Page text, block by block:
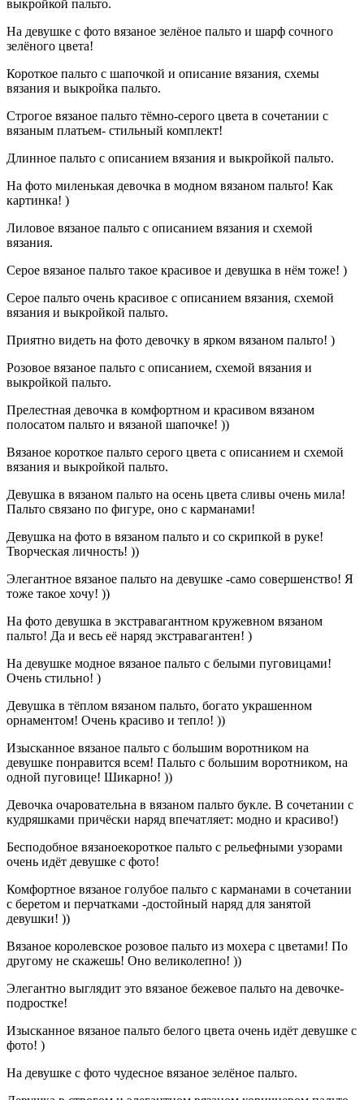
выкройкой пальто.
На девушке с фото вязаное зелёное пальто и шарф сочного
зелёного цвета!
Короткое пальто с шапочкой и описание вязания, схемы
вязания и выкройка пальто.
Строгое вязаное пальто тёмно-серого цвета в сочетании с
вязаным платьем- стильный комплект!
Длинное пальто с описанием вязания и выкройкой пальто.
На фото миленькая девочка в модном вязаном пальто! Как
картинка! )
Лиловое вязаное пальто с описанием вязания и схемой
вязания.
Серое вязаное пальто такое красивое и девушка в нём тоже! )
Серое пальто очень красивое с описанием вязания, схемой
вязания и выкройкой пальто.
Приятно видеть на фото девочку в ярком вязаном пальто! )
Розовое вязаное пальто с описанием, схемой вязания и
выкройкой пальто.
Прелестная девочка в комфортном и красивом вязаном
полосатом пальто и вязаной шапочке! ))
Вязаное короткое пальто серого цвета с описанием и схемой
вязания и выкройкой пальто.
Девушка в вязаном пальто на осень цвета сливы очень мила!
Пальто связано по фигуре, оно с карманами!
Девушка на фото в вязаном пальто и со скрипкой в руке!
Творческая личность! ))
Элегантное вязаное пальто на девушке -само совершенство! Я
тоже такое хочу! ))
На фото девушка в экстравагантном кружевном вязаном
пальто! Да и весь её наряд экстравагантен! )
На девушке модное вязаное пальто с белыми пуговицами!
Очень стильно! )
Девушка в тёплом вязаном пальто, богато украшенном
орнаментом! Очень красиво и тепло! ))
Изысканное вязаное пальто с большим воротником на
девушке понравится всем! Пальто с большим воротником, на
одной пуговице! Шикарно! ))
Девочка очаровательна в вязаном пальто букле. В сочетании с
кудряшками причёски наряд впечатляет: модно и красиво!)
Бесподобное вязаноекороткое пальто с рельефными узорами
очень идёт девушке с фото!
Комфортное вязаное голубое пальто с карманами в сочетании
с беретом и перчатками -достойный наряд для занятой
девушки! ))
Вязаное королевское розовое пальто из мохера с цветами! По
другому не скажешь! Оно великолепно! ))
Элегантно выглядит это вязаное бежевое пальто на девочке-
подростке!
Изысканное вязаное пальто белого цвета очень идёт девушке с
фото! )
На девушке с фото чудесное вязаное зелёное пальто.